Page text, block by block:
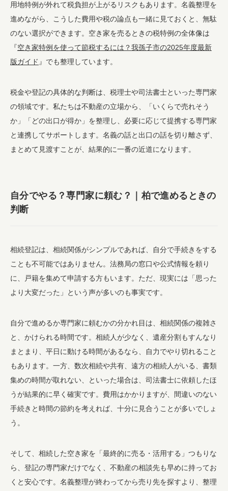
用地特例が外れて税負担が上がるリスクもあります。名義整理を
進めながら、こうした費用や税の論点も一緒に見ておくと、無駄
のない選択ができます。空き家を売るときの税特例の全体像は
『空き家特例を使って節税するには？我孫子市の2025年度最新
版ガイド 』でも整理しています。
税金や登記の具体的な判断は、税理士や司法書士といった専門家
の領域です。私たちは不動産の立場から、「いくらで売れそう
か」「どの出口が得か」を整理し、必要に応じて提携する専門家
と連携してサポートします。名義の話と出口の話を切り離さず、
まとめて見渡すことが、結果的に一番の近道になります。
自分でやる？専門家に頼む？｜柏で進めるときの
判断
相続登記は、相続関係がシンプルであれば、自分で手続きをする
ことも不可能ではありません。法務局の窓口や公式情報を頼り
に、戸籍を集めて申請する方もいます。ただ、現実には「思った
より大変だった」という声が多いのも事実です。
自分で進めるか専門家に頼むかの分かれ目は、相続関係の複雑さ
と、かけられる時間です。相続人が少なく、遺産分割もすんなり
まとまり、平日に動ける時間があるなら、自力でやり切れること
もあります。一方、数次相続や共有、遠方の相続人がいる、書類
集めの時間が取れない、といった場合は、司法書士に依頼したほ
うが結果的に早く確実です。費用はかかりますが、間違いのない
手続きと時間の節約を考えれば、十分に見合うことが多いでしょ
う。
そして、相続した空き家を「最終的に売る・活用する」つもりな
ら、登記の専門家だけでなく、不動産の相談先も早めに持ってお
くと安心です。名義整理が終わってから売り先を探すより、整理